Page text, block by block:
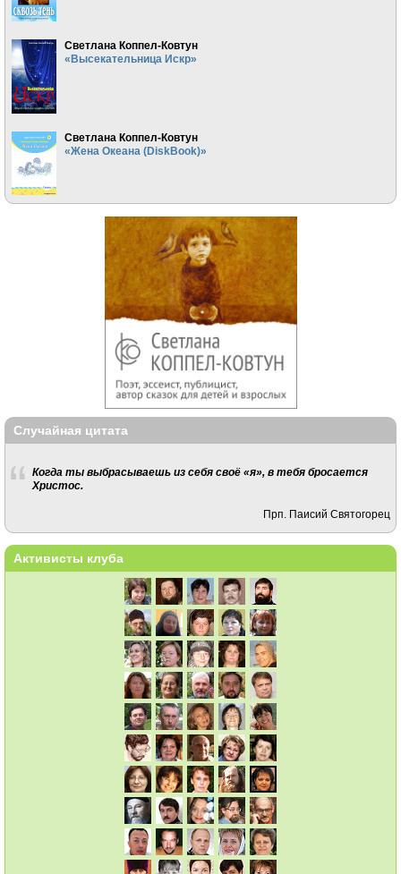
Светлана Коппел-Ковтун
«Высекательница Искр»
Светлана Коппел-Ковтун
«Жена Океана (DiskBook)»
Случайная цитата
Когда ты выбрасываешь из себя своё «я», в тебя бросается
Христос.
Прп. Паисий Святогорец
Активисты клуба